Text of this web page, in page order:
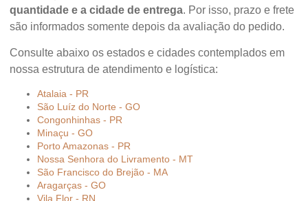
quantidade e a cidade de entrega. Por isso, prazo e frete
são informados somente depois da avaliação do pedido.
Consulte abaixo os estados e cidades contemplados em
nossa estrutura de atendimento e logística:
Atalaia - PR
São Luíz do Norte - GO
Congonhinhas - PR
Minaçu - GO
Porto Amazonas - PR
Nossa Senhora do Livramento - MT
São Francisco do Brejão - MA
Aragarças - GO
Vila Flor - RN